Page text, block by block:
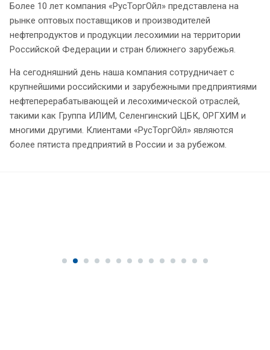
Более 10 лет компания «РусТоргОйл» представлена на
рынке оптовых поставщиков и производителей
нефтепродуктов и продукции лесохимии на территории
Российской Федерации и стран ближнего зарубежья.
На сегодняшний день наша компания сотрудничает с
крупнейшими российскими и зарубежными предприятиями
нефтеперерабатывающей и лесохимической отраслей,
такими как Группа ИЛИМ, Селенгинский ЦБК, ОРГХИМ и
многими другими. Клиентами «РусТоргОйл» являются
более пятиста предприятий в России и за рубежом.